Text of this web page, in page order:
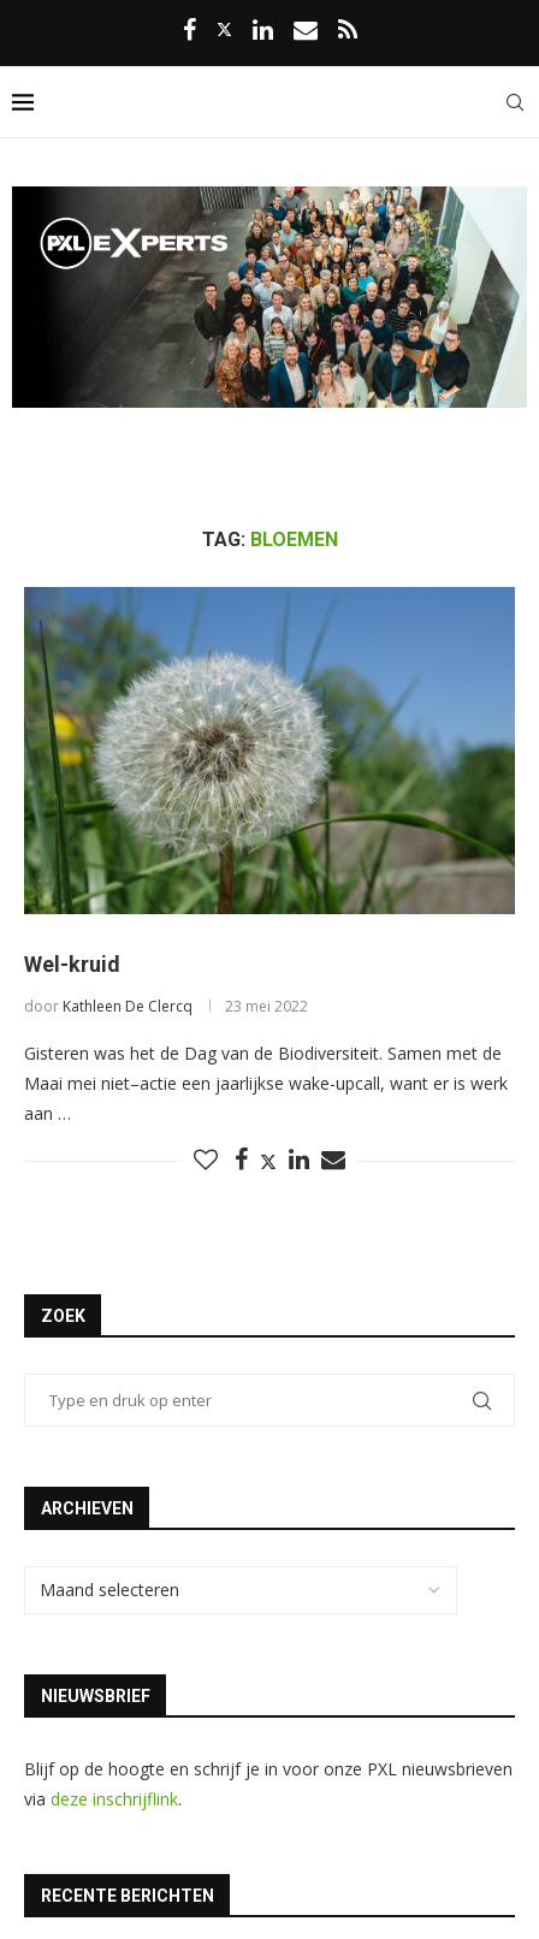
TAG: BLOEMEN
Wel-kruid
door Kathleen De Clercq 23 mei 2022
Gisteren was het de Dag van de Biodiversiteit. Samen met de
Maai mei niet–actie een jaarlijkse wake-upcall, want er is werk
aan …
ZOEK
ARCHIEVEN
NIEUWSBRIEF
Blijf op de hoogte en schrijf je in voor onze PXL nieuwsbrieven
via deze inschrijflink.
RECENTE BERICHTEN